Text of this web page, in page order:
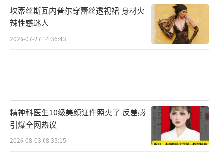
坎蒂丝斯瓦内普尔穿蕾丝透视裙 身材火
辣性感迷人
2026-07-27 14:36:43
精神科医生10级美颜证件照火了 反差感
引爆全网热议
2026-08-03 08:35:15